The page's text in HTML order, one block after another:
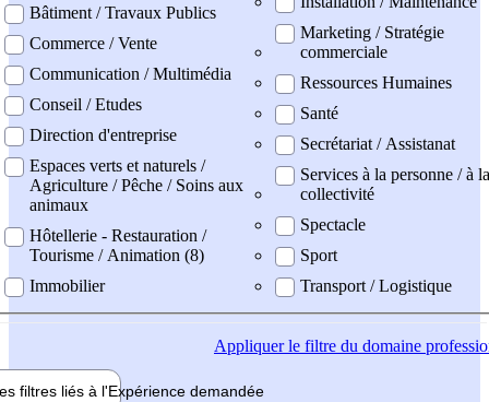
Bâtiment / Travaux Publics
Commerce / Vente
Communication / Multimédia
Conseil / Etudes
Direction d'entreprise
Espaces verts et naturels /
Agriculture / Pêche / Soins aux
animaux
Hôtellerie - Restauration /
Tourisme / Animation (8)
Immobilier
Marketing / Stratégie
commerciale
Ressources Humaines
Santé
Secrétariat / Assistanat
Services à la personne / à la
collectivité
Spectacle
Sport
Transport / Logistique
Appliquerle filtre du domaine
filtres liés à l'Expérience demandée